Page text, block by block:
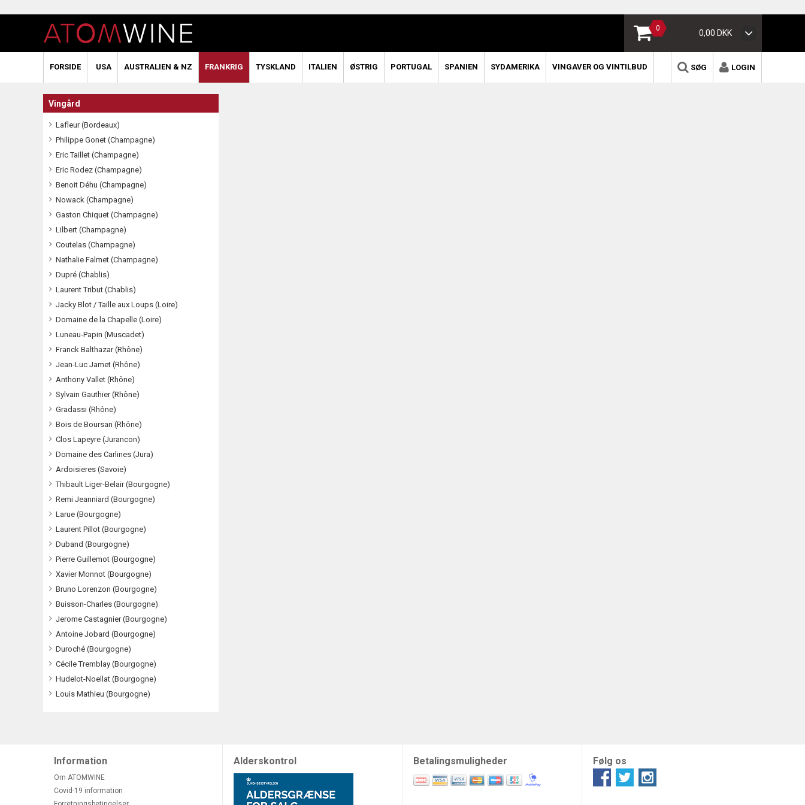
0 0,00 DKK
FORSIDE USA AUSTRALIEN & NZ FRANKRIG TYSKLAND ITALIEN ØSTRIG PORTUGAL SPANIEN SYDAMERIKA VINGAVER OG VINTILBUD LOGIN
SØG
Vingård
Lafleur (Bordeaux)
Philippe Gonet (Champagne)
Eric Taillet (Champagne)
Eric Rodez (Champagne)
Benoit Déhu (Champagne)
Nowack (Champagne)
Gaston Chiquet (Champagne)
Lilbert (Champagne)
Coutelas (Champagne)
Nathalie Falmet (Champagne)
Dupré (Chablis)
Laurent Tribut (Chablis)
Jacky Blot / Taille aux Loups (Loire)
Domaine de la Chapelle (Loire)
Luneau-Papin (Muscadet)
Franck Balthazar (Rhône)
Jean-Luc Jamet (Rhône)
Anthony Vallet (Rhône)
Sylvain Gauthier (Rhône)
Gradassi (Rhône)
Bois de Boursan (Rhône)
Clos Lapeyre (Jurancon)
Domaine des Carlines (Jura)
Ardoisieres (Savoie)
Thibault Liger-Belair (Bourgogne)
Remi Jeanniard (Bourgogne)
Larue (Bourgogne)
Laurent Pillot (Bourgogne)
Duband (Bourgogne)
Pierre Guillemot (Bourgogne)
Xavier Monnot (Bourgogne)
Bruno Lorenzon (Bourgogne)
Buisson-Charles (Bourgogne)
Jerome Castagnier (Bourgogne)
Antoine Jobard (Bourgogne)
Duroché (Bourgogne)
Cécile Tremblay (Bourgogne)
Hudelot-Noellat (Bourgogne)
Louis Mathieu (Bourgogne)
Information
Om ATOMWINE
Covid-19 information
Alderskontrol Betalingsmuligheder Følg os